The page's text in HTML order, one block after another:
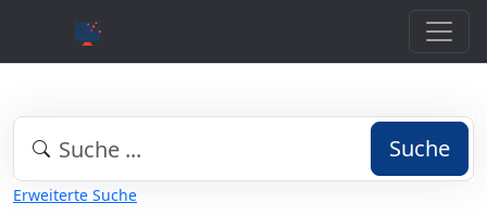
Suche
Erweiterte Suche